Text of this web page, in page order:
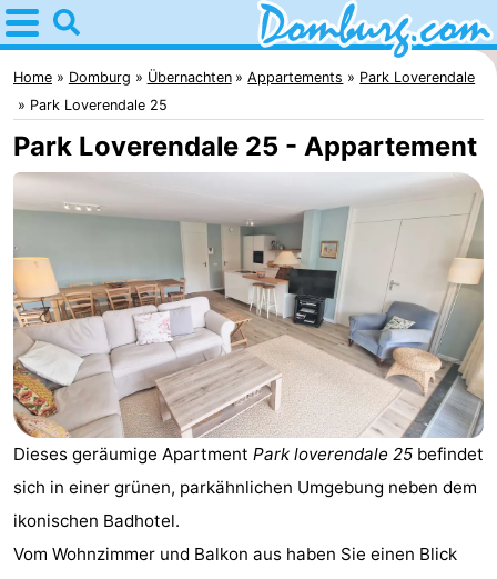
Home
Domburg
Tipps
Für
Webcam
Webcam
Strand
Übernachten
Appartements
Park
-
Home Domburg Übernachten Appartements
Park Loverendale
Park Loverendale 25
Park Loverendale 25 - Appartement
Dieses geräumige Apartment Park loverendale 25 befindet
sich in einer grünen, parkähnlichen Umgebung neben dem
ikonischen Badhotel.
Vom Wohnzimmer und Balkon aus haben Sie einen Blick